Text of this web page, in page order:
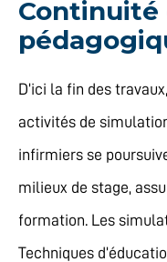
Continuité
D’ici la fin des
activités de
infirmiers se
milieux de stage,
formation. Les
Techniques